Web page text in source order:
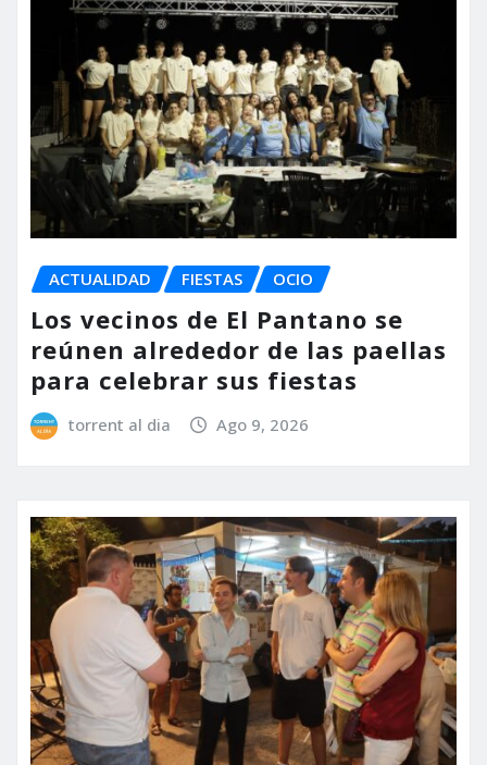
ACTUALIDAD FIESTAS OCIO
Los vecinos de El Pantano se
reúnen alrededor de las paellas
para celebrar sus fiestas
torrent al dia Ago 9, 2026